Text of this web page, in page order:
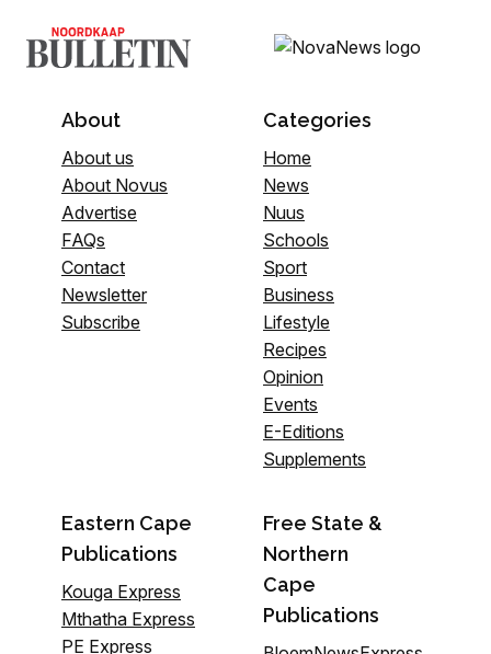
About
About us
About Novus
Advertise
FAQs
Contact
Newsletter
Subscribe
Categories
Home
News
Nuus
Schools
Sport
Business
Lifestyle
Recipes
Opinion
Events
E-Editions
Supplements
Eastern Cape
Publications
Kouga Express
Mthatha Express
PE Express
Free State &
Northern
Cape
Publications